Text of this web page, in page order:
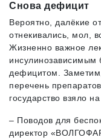
Снова дефицит
Вероятно, далёкие
отнекивались, мол,
Жизненно важное
инсулинозависимым
дефицитом.
перечень
государство взяло на
– Поводов для
директор